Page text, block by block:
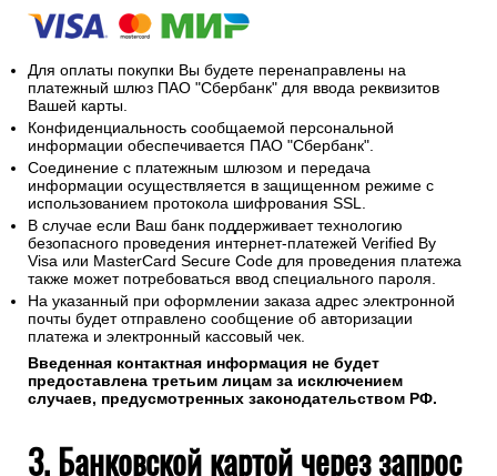
Для оплаты покупки Вы будете перенаправлены на
платежный шлюз ПАО "Сбербанк" для ввода реквизитов
Вашей карты.
Конфиденциальность сообщаемой персональной
информации обеспечивается ПАО "Сбербанк".
Соединение с платежным шлюзом и передача
информации осуществляется в защищенном режиме с
использованием протокола шифрования SSL.
В случае если Ваш банк поддерживает технологию
безопасного проведения интернет-платежей Verified By
Visa или MasterCard Secure Code для проведения платежа
также может потребоваться ввод специального пароля.
На указанный при оформлении заказа адрес электронной
почты будет отправлено сообщение об авторизации
платежа и электронный кассовый чек.
Введенная контактная информация не будет
предоставлена третьим лицам за исключением
случаев, предусмотренных законодательством РФ.
3. Банковской картой через запрос